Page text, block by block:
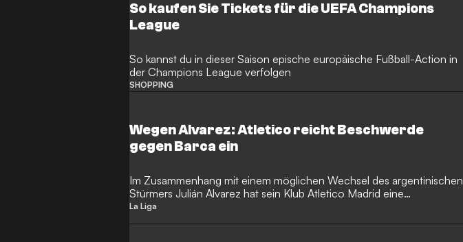
So kaufen Sie Tickets für die UEFA Champions
League
So kannst du in dieser Saison epische europäische Fußball-Action in
der Champions League verfolgen
SHOPPING
Wegen Alvarez: Atletico reicht Beschwerde
gegen Barca ein
Im Zusammenhang mit einem möglichen Wechsel des argentinischen
Stürmers Julián Alvarez hat sein Klub Atletico Madrid eine
Beschwerde bei der FIFA eingereicht.
La Liga